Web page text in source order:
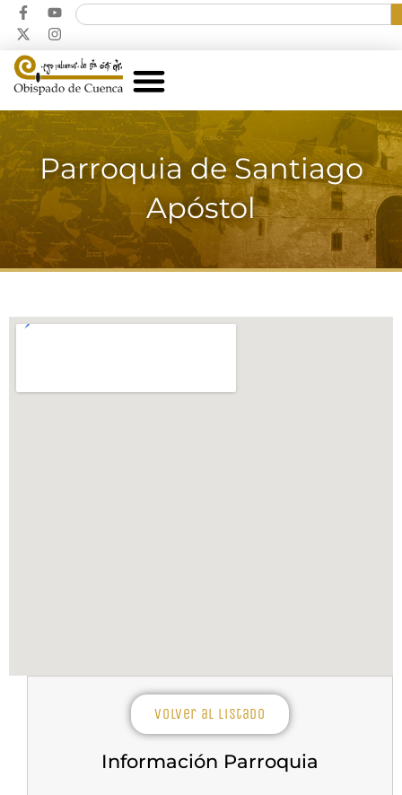
Parroquia de Santiago
Apóstol
Volver al listado
Información Parroquia